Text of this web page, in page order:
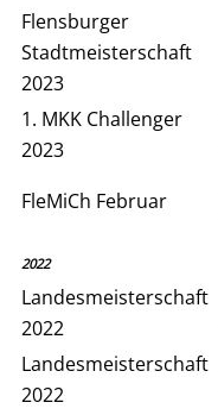
Flensburger
Stadtmeisterschaft
2023
1. MKK Challenger
2023
FleMiCh Februar
2022
Landesmeisterschaft
2022
Landesmeisterschaft
2022